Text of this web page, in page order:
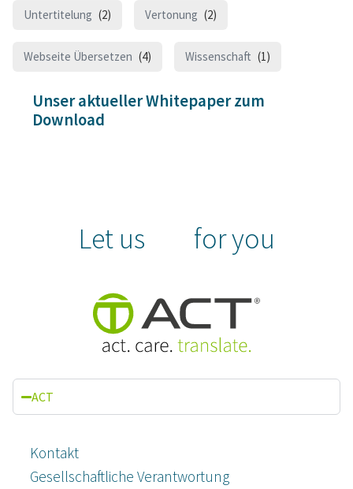
Untertitelung (2) Vertonung (2)
Webseite Übersetzen (4) Wissenschaft (1)
Unser aktueller Whitepaper zum
Download
Let us for you
ACT
Kontakt
Gesellschaftliche Verantwortung